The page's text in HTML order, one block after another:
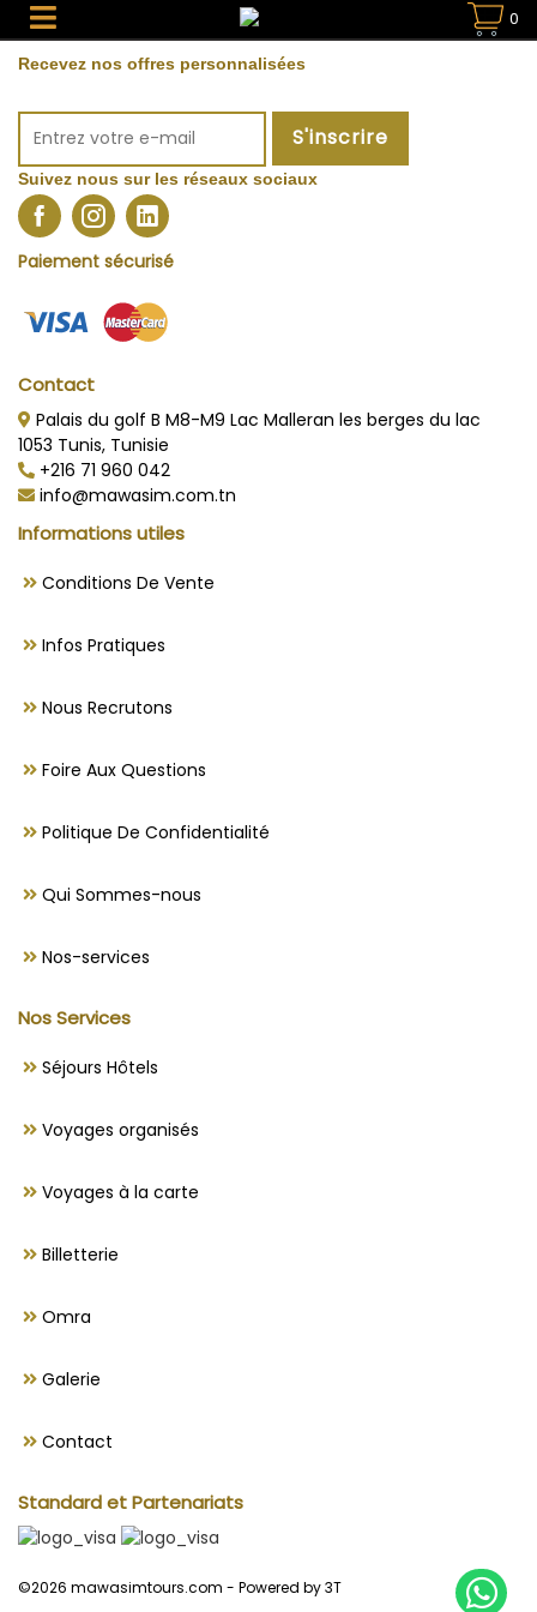
0
Recevez nos offres personnalisées
S'inscrire
Suivez nous sur les réseaux sociaux
Paiement sécurisé
Contact
Palais du golf B M8-M9 Lac Malleran les berges du lac
1053 Tunis, Tunisie
+216 71 960 042
info@mawasim.com.tn
Informations utiles
Conditions De Vente
Infos Pratiques
Nous Recrutons
Foire Aux Questions
Politique De Confidentialité
Qui Sommes-nous
Nos-services
Nos Services
Séjours Hôtels
Voyages organisés
Voyages à la carte
Billetterie
Omra
Galerie
Contact
Standard et Partenariats
©2026 mawasimtours.com - Powered by 3T